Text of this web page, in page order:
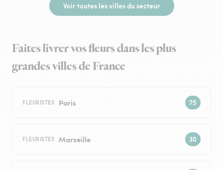
Voir toutes les villes du secteur
Faites livrer vos fleurs dans les plus
grandes villes de France
FLEURISTES Paris
FLEURISTES Marseille